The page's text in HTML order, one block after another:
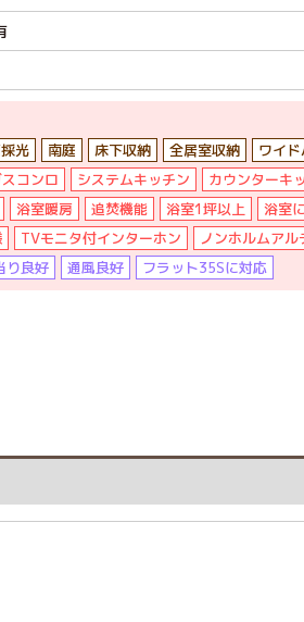
光 南庭 床下収納 全居室収納
ワイ
コンロ システムキッチン カウンターキ
浴室暖房 追焚機能 浴室1坪以上 浴室
TVモニタ付インターホン
ノンホルムアル
り良好 通風良好 フラット35Sに対応